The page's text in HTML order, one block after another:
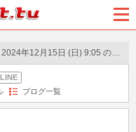
ュー
2024年12月15日 (日) 9:05 の投稿
ブログ一覧